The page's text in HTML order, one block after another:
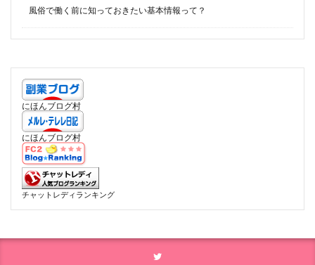
風俗で働く前に知っておきたい基本情報って？
にほんブログ村
にほんブログ村
チャットレディランキング